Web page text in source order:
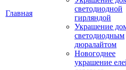
Главная
светодиодной
гирляндой
Украшение
светодиодным
дюралайтом
Новогоднее
украшение